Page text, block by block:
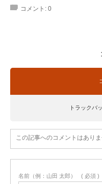
コメント: 0
トラックバ
この記事へのコメントはありま
名前（例：山田 太郎） ( 必須 )